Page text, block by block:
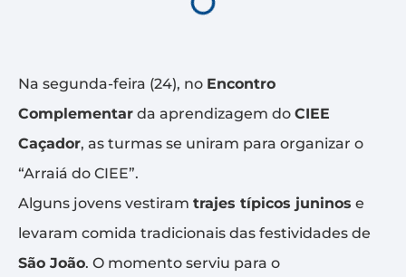
Na segunda-feira (24), no Encontro
Complementar da aprendizagem do CIEE
Caçador, as turmas se uniram para organizar o
“Arraiá do CIEE”.
Alguns jovens vestiram trajes típicos juninos e
levaram comida tradicionais das festividades de
São João. O momento serviu para o